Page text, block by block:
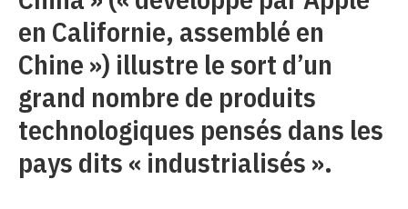
en Californie, assemblé en
Chine ») illustre le sort d’un
grand nombre de produits
technologiques pensés dans les
pays dits « industrialisés ».